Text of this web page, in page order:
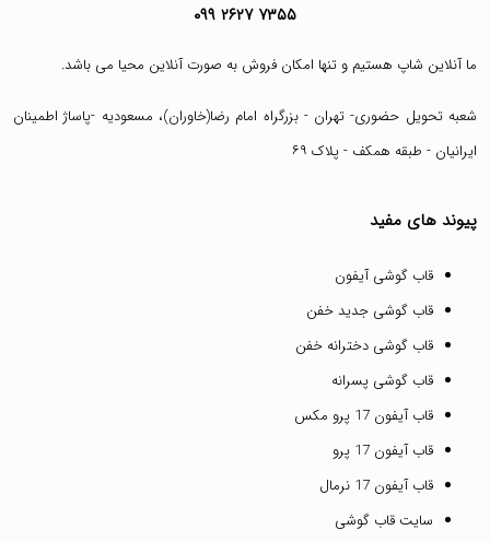
۰۹۹ ۲۶۲۷ ۷۳۵۵
ما آنلاین شاپ هستیم و تنها امکان فروش به صورت آنلاین محیا می باشد.
شعبه تحویل حضوری- تهران - بزرگراه امام رضا(خاوران)، مسعودیه -پاساژ اطمینان
ایرانیان - طبقه همکف - پلاک ۶۹
پیوند های مفید
قاب گوشی آیفون
قاب گوشی جدید خفن
قاب گوشی دخترانه خفن
قاب گوشی پسرانه
قاب آیفون 17 پرو مکس
قاب آیفون 17 پرو
قاب آیفون 17 نرمال
سایت قاب گوشی